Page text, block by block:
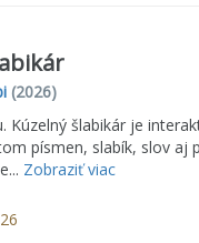
(2026)
Kúzelný šlabikár je
písmen, slabík, slov aj
Zobraziť viac